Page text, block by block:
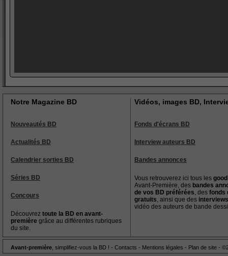
Notre Magazine BD
Nouveautés BD
Actualités BD
Calendrier sorties BD
Séries BD
Concours
Découvrez toute la BD en avant-
première grâce au différentes rubriques
du site.
Vidéos, images BD,
Fonds d'écrans BD
Interview auteurs BD
Bandes annonces
Vous retrouverez ici tous les
Avant-Première, des bandes
de vos BD préférées, des fonds
gratuits, ainsi que des interviews
vidéo des auteurs de bande
Avant-première , simplifiez-vous la BD ! - Contacts - Mentions légales - Plan de site -